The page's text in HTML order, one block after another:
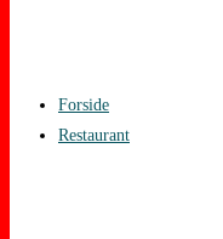
Forside
Restaurant